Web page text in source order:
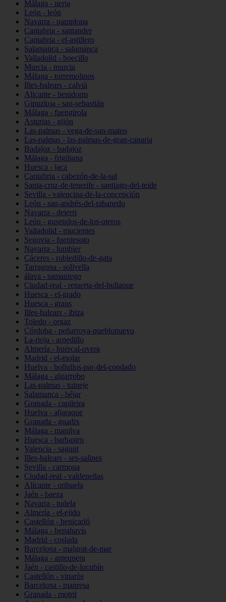
Málaga - nerja
León - león
Navarra - pamplona
Cantabria - santander
Cantabria - el-astillero
Salamanca - salamanca
Valladolid - boecillo
Murcia - murcia
Málaga - torremolinos
Illes-balears - calvià
Alicante - benidorm
Gipuzkoa - san-sebastián
Málaga - fuengirola
Asturias - gijón
Las-palmas - vega-de-san-mateo
Las-palmas - las-palmas-de-gran-canaria
Badajoz - badajoz
Málaga - frigiliana
Huesca - jaca
Cantabria - cabezón-de-la-sal
Santa-cruz-de-tenerife - santiago-del-teide
Sevilla - valencina-de-la-concepción
León - san-andrés-del-rabanedo
Navarra - deierri
León - gusendos-de-los-oteros
Valladolid - mucientes
Segovia - fuentesoto
Navarra - lumbier
Cáceres - robledillo-de-gata
Tarragona - solivella
álava - samaniego
Ciudad-real - retuerta-del-bullaque
Huesca - el-grado
Huesca - graus
Illes-balears - ibiza
Toledo - orgaz
Córdoba - peñarroya-pueblonuevo
La-rioja - arnedillo
Almería - huércal-overa
Madrid - el-molar
Huelva - bollullos-par-del-condado
Málaga - algarrobo
Las-palmas - tuineje
Salamanca - béjar
Granada - capileira
Huelva - aljaraque
Granada - guadix
Málaga - manilva
Huesca - barbastro
Valencia - sagunt
Illes-balears - ses-salines
Sevilla - carmona
Ciudad-real - valdepeñas
Alicante - orihuela
Jaén - baeza
Navarra - tudela
Almería - el-ejido
Castellón - benicarló
Málaga - benahavís
Madrid - coslada
Barcelona - malgrat-de-mar
Málaga - antequera
Jaén - castillo-de-locubín
Castellón - vinaròs
Barcelona - manresa
Granada - motril